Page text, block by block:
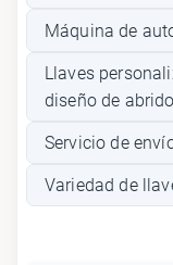
Máquina de
Llaves
diseño de
Servicio de
Variedad de